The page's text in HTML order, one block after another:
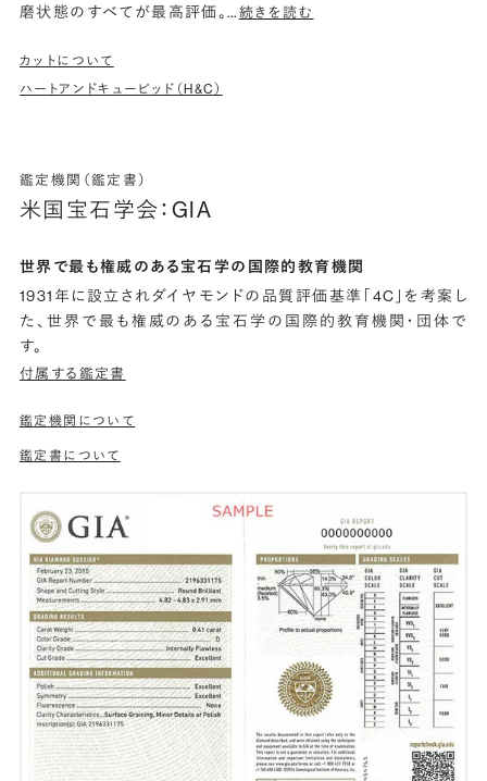
磨状態のすべてが最高評価。…続きを読む
カットについて
ハートアンドキューピッド（H&C）
鑑定機関（鑑定書）
米国宝石学会：GIA
世界で最も権威のある宝石学の国際的教育機関
1931年に設立されダイヤモンドの品質評価基準「4C」を考案し
た、世界で最も権威のある宝石学の国際的教育機関・団体で
す。
付属する鑑定書
鑑定機関について
鑑定書について